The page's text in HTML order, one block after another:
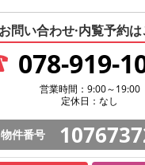
お問い合わせ·内覧予約は
078-919-
営業時間：9:00～19:00
定休日：なし
物件番号